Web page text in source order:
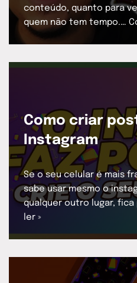
conteúdo, quanto para
quem não tem tempo.…
Como criar
Instagram
Se o seu celular é mais
sabe usar mesmo o
qualquer outro lugar, fica
ler »